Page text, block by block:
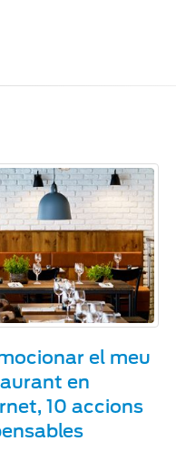
el meu
en
10 accions